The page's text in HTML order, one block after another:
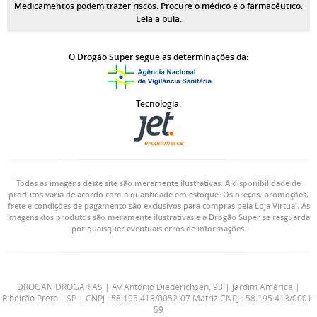
Medicamentos podem trazer riscos. Procure o médico e o farmacêutico.
Leia a bula.
O Drogão Super segue as determinações da:
Tecnologia:
Todas as imagens deste site são meramente ilustrativas. A disponibilidade de
produtos varia de acordo com a quantidade em estoque. Os preços, promoções,
frete e condições de pagamento são exclusivos para compras pela Loja Virtual. As
imagens dos produtos são meramente ilustrativas e a Drogão Super se resguarda
por quaisquer eventuais erros de informações.
DROGAN DROGARIAS | Av Antônio Diederichsen, 93 | Jardim América |
Ribeirão Preto – SP | CNPJ : 58.195.413/0052-07 Matriz CNPJ : 58.195.413/0001-
59